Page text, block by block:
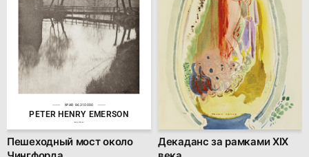
№AR 86310000
PETER HENRY EMERSON
family.kiiids.art
Пешеходный мост около
Декаданс за рамками XIX